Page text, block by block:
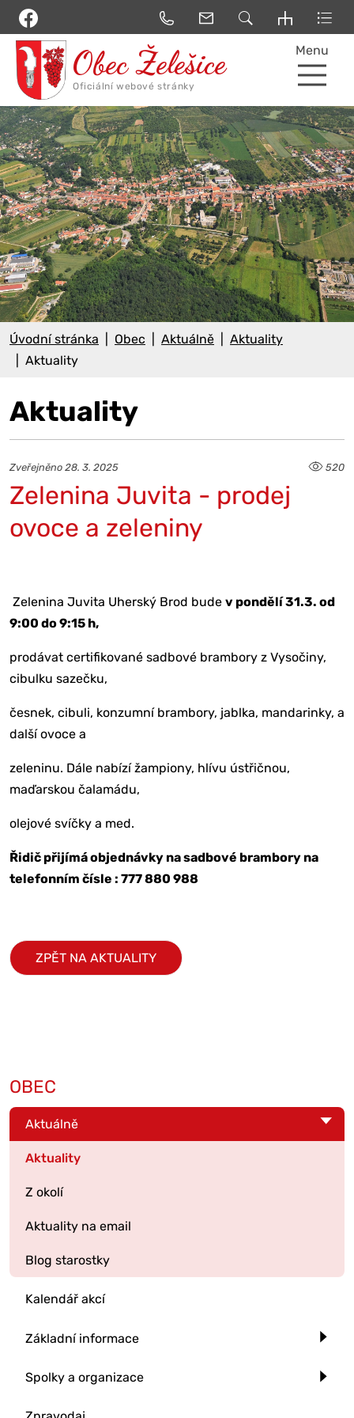
Menu
Úvodní stránka Obec Aktuálně
Aktuality
Aktuality
Aktuality
Zveřejněno 28. 3. 2025 520
Zelenina Juvita - prodej
ovoce a zeleniny
Zelenina Juvita Uherský Brod bude v pondělí 31.3. od
9:00 do 9:15 h,
prodávat certifikované sadbové brambory z Vysočiny,
cibulku sazečku,
česnek, cibuli, konzumní brambory, jablka, mandarinky, a
další ovoce a
zeleninu. Dále nabízí žampiony, hlívu ústřičnou,
maďarskou čalamádu,
olejové svíčky a med.
Řidič přijímá objednávky na sadbové brambory na
telefonním čísle : 777 880 988
ZPĚT NA AKTUALITY
OBEC
Aktuálně
Aktuality
Z okolí
Aktuality na email
Blog starostky
Kalendář akcí
Základní informace
Spolky a organizace